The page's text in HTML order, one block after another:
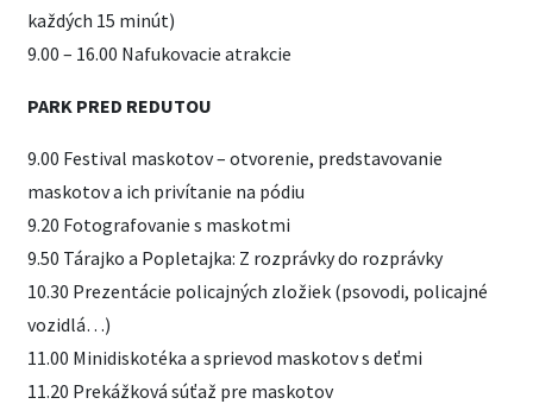
každých 15 minút)
9.00 – 16.00 Nafukovacie atrakcie
PARK PRED REDUTOU
9.00 Festival maskotov – otvorenie, predstavovanie
maskotov a ich privítanie na pódiu
9.20 Fotografovanie s maskotmi
9.50 Tárajko a Popletajka: Z rozprávky do rozprávky
10.30 Prezentácie policajných zložiek (psovodi, policajné
vozidlá…)
11.00 Minidiskotéka a sprievod maskotov s deťmi
11.20 Prekážková súťaž pre maskotov